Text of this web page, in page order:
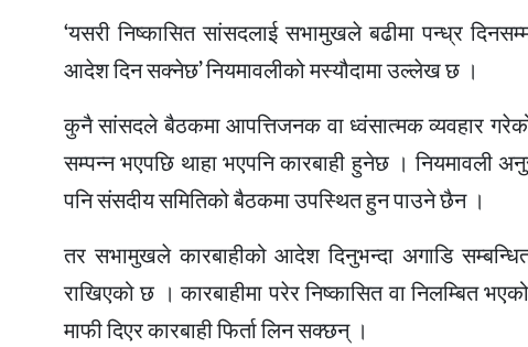
‘यसरी निष्कासित सांसदलाई सभामुखले बढीमा पन्ध्र
आदेश दिन सक्नेछ’ नियमावलीको मस्यौदामा उल्लेख छ ।
कुनै सांसदले बैठकमा आपत्तिजनक वा ध्वंसात्मक व्यवहार
सम्पन्न भएपछि थाहा भएपनि कारबाही हुनेछ । नियमावली
पनि संसदीय समितिको बैठकमा उपस्थित हुन पाउने छैन ।
तर सभामुखले कारबाहीको आदेश दिनुभन्दा अगाडि
राखिएको छ । कारबाहीमा परेर निष्कासित वा निलम्बित
माफी दिएर कारबाही फिर्ता लिन सक्छन् ।